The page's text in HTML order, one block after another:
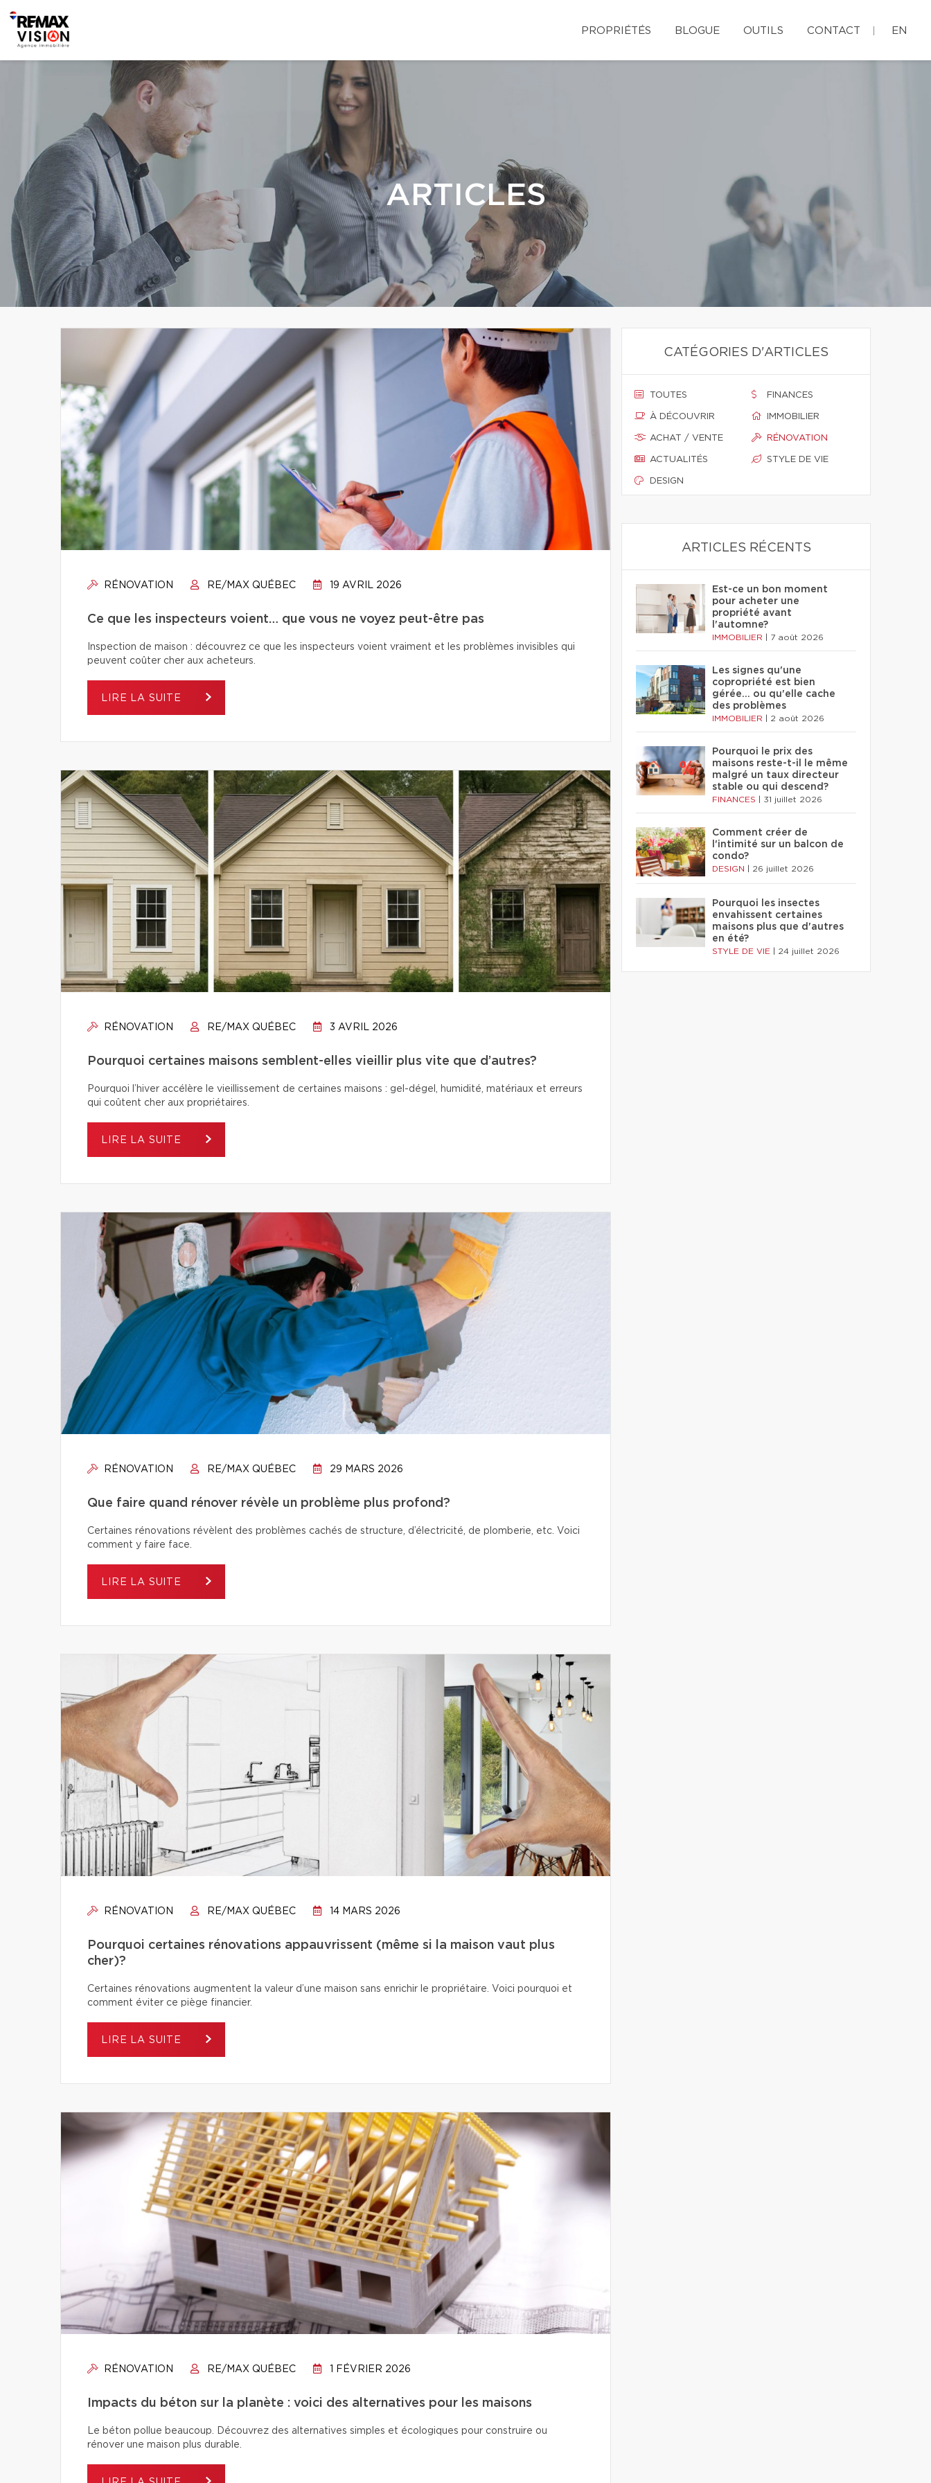
PROPRIÉTÉS BLOGUE OUTILS CONTACT EN
ARTICLES
RÉNOVATION RE/MAX QUÉBEC 19 AVRIL 2026
Ce que les inspecteurs voient… que vous ne voyez peut-être pas
Inspection de maison : découvrez ce que les inspecteurs voient vraiment et les problèmes invisibles qui
peuvent coûter cher aux acheteurs.
LIRE LA SUITE
RÉNOVATION RE/MAX QUÉBEC 3 AVRIL 2026
Pourquoi certaines maisons semblent-elles vieillir plus vite que d’autres?
Pourquoi l’hiver accélère le vieillissement de certaines maisons : gel-dégel, humidité, matériaux et erreurs
qui coûtent cher aux propriétaires.
LIRE LA SUITE
RÉNOVATION RE/MAX QUÉBEC 29 MARS 2026
Que faire quand rénover révèle un problème plus profond?
Certaines rénovations révèlent des problèmes cachés de structure, d’électricité, de plomberie, etc. Voici
comment y faire face.
LIRE LA SUITE
RÉNOVATION RE/MAX QUÉBEC 14 MARS 2026
Pourquoi certaines rénovations appauvrissent (même si la maison vaut plus
cher)?
Certaines rénovations augmentent la valeur d’une maison sans enrichir le propriétaire. Voici pourquoi et
comment éviter ce piège financier.
LIRE LA SUITE
RÉNOVATION RE/MAX QUÉBEC 1 FÉVRIER 2026
Impacts du béton sur la planète : voici des alternatives pour les maisons
Le béton pollue beaucoup. Découvrez des alternatives simples et écologiques pour construire ou
rénover une maison plus durable.
CATÉGORIES D'ARTICLES
TOUTES
À DÉCOUVRIR
ACHAT / VENTE
ACTUALITÉS
DESIGN
FINANCES
IMMOBILIER
RÉNOVATION
STYLE DE VIE
ARTICLES RÉCENTS
Est-ce un bon moment
pour acheter une
propriété avant
l'automne?
IMMOBILIER 7 août 2026
Les signes qu'une
copropriété est bien
gérée… ou qu'elle cache
des problèmes
IMMOBILIER 2 août 2026
Pourquoi le prix des
maisons reste-t-il le même
malgré un taux directeur
stable ou qui descend?
FINANCES 31 juillet 2026
Comment créer de
l'intimité sur un balcon de
condo?
DESIGN 26 juillet 2026
Pourquoi les insectes
envahissent certaines
maisons plus que d'autres
en été?
STYLE DE VIE 24 juillet 2026